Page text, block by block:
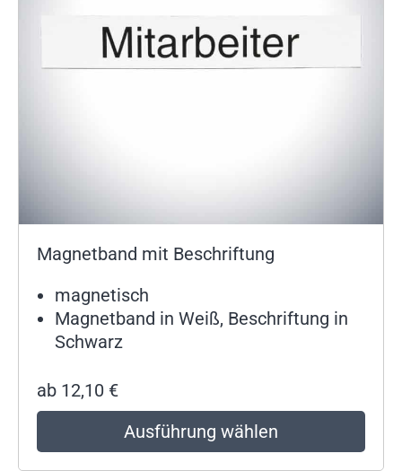
Magnetband mit Beschriftung
magnetisch
Magnetband in Weiß, Beschriftung in
Schwarz
ab 12,10 €
Ausführung wählen